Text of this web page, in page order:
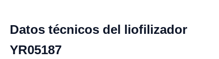
Datos técnicos del liofilizador
YR05187